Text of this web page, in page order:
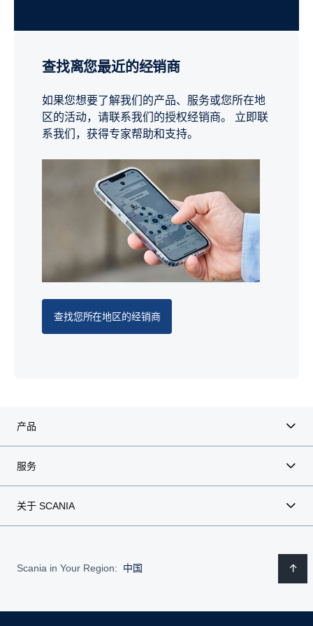
查找离您最近的经销商
如果您想要了解我们的产品、服务或您所在地
区的活动，请联系我们的授权经销商。 立即联
系我们，获得专家帮助和支持。
查找您所在地区的经销商
产品
服务
关于 SCANIA
Scania in Your Region: 中国